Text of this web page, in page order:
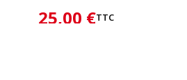
25,00 €TTC